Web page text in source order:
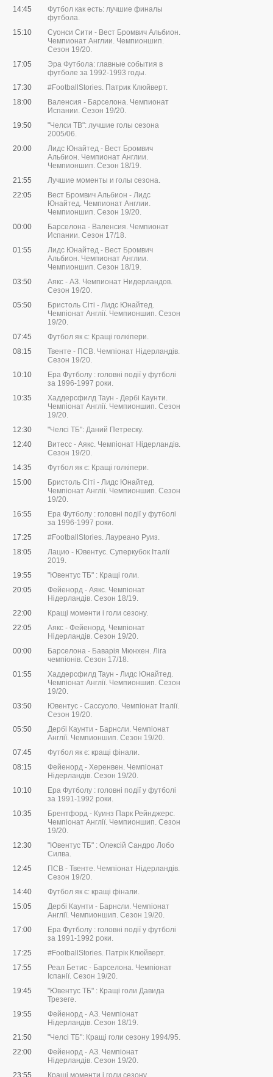
14:45
Футбол как есть: лучшие финалы
футбола.
15:10
Суонси Сити - Вест Бромвич Альбион.
Чемпионат Англии. Чемпионшип.
Сезон 19/20.
17:05
Эра Футбола: главные события в
футболе за 1992-1993 годы.
17:30
#FootballStories. Патрик Клюйверт.
18:00
Валенсия - Барселона. Чемпионат
Испании. Сезон 19/20.
19:50
"Челси ТВ": лучшие голы сезона
2005/06.
20:00
Лидс Юнайтед - Вест Бромвич
Альбион. Чемпионат Англии.
Чемпионшип. Сезон 18/19.
21:55
Лучшие моменты и голы сезона.
22:05
Вест Бромвич Альбион - Лидс
Юнайтед. Чемпионат Англии.
Чемпионшип. Сезон 19/20.
00:00
Барселона - Валенсия. Чемпионат
Испании. Сезон 17/18.
01:55
Лидс Юнайтед - Вест Бромвич
Альбион. Чемпионат Англии.
Чемпионшип. Сезон 18/19.
03:50
Аякс - АЗ. Чемпионат Нидерландов.
Сезон 19/20.
05:50
Бристоль Сіті - Лидс Юнайтед.
Чемпіонат Англії. Чемпионшип. Сезон
19/20.
07:45
Футбол як є: Кращі голкіпери.
08:15
Твенте - ПСВ. Чемпіонат Нідерландів.
Сезон 19/20.
10:10
Ера Футболу : головні події у футболі
за 1996-1997 роки.
10:35
Хаддерсфилд Таун - Дербі Каунти.
Чемпіонат Англії. Чемпионшип. Сезон
19/20.
12:30
"Челсі ТБ": Даний Петреску.
12:40
Витесс - Аякс. Чемпіонат Нідерландів.
Сезон 19/20.
14:35
Футбол як є: Кращі голкіпери.
15:00
Бристоль Сіті - Лидс Юнайтед.
Чемпіонат Англії. Чемпионшип. Сезон
19/20.
16:55
Ера Футболу : головні події у футболі
за 1996-1997 роки.
17:25
#FootballStories. Лауреано Руиз.
18:05
Лацио - Ювентус. Суперкубок Італії
2019.
19:55
"Ювентус ТБ" : Кращі голи.
20:05
Фейенорд - Аякс. Чемпіонат
Нідерландів. Сезон 18/19.
22:00
Кращі моменти і голи сезону.
22:05
Аякс - Фейенорд. Чемпіонат
Нідерландів. Сезон 19/20.
00:00
Барселона - Баварія Мюнхен. Ліга
чемпіонів. Сезон 17/18.
01:55
Хаддерсфилд Таун - Лидс Юнайтед.
Чемпіонат Англії. Чемпионшип. Сезон
19/20.
03:50
Ювентус - Сассуоло. Чемпіонат Італії.
Сезон 19/20.
05:50
Дербі Каунти - Барнсли. Чемпіонат
Англії. Чемпионшип. Сезон 19/20.
07:45
Футбол як є: кращі фінали.
08:15
Фейенорд - Херенвен. Чемпіонат
Нідерландів. Сезон 19/20.
10:10
Ера Футболу : головні події у футболі
за 1991-1992 роки.
10:35
Брентфорд - Куинз Парк Рейнджерс.
Чемпіонат Англії. Чемпионшип. Сезон
19/20.
12:30
"Ювентус ТБ" : Олексій Сандро Лобо
Силва.
12:45
ПСВ - Твенте. Чемпіонат Нідерландів.
Сезон 19/20.
14:40
Футбол як є: кращі фінали.
15:05
Дербі Каунти - Барнсли. Чемпіонат
Англії. Чемпионшип. Сезон 19/20.
17:00
Ера Футболу : головні події у футболі
за 1991-1992 роки.
17:25
#FootballStories. Патрік Клюйверт.
17:55
Реал Бетис - Барселона. Чемпіонат
Іспанії. Сезон 19/20.
19:45
"Ювентус ТБ" : Кращі голи Давида
Трезеге.
19:55
Фейенорд - АЗ. Чемпіонат
Нідерландів. Сезон 18/19.
21:50
"Челсі ТБ": Кращі голи сезону 1994/95.
22:00
Фейенорд - АЗ. Чемпіонат
Нідерландів. Сезон 19/20.